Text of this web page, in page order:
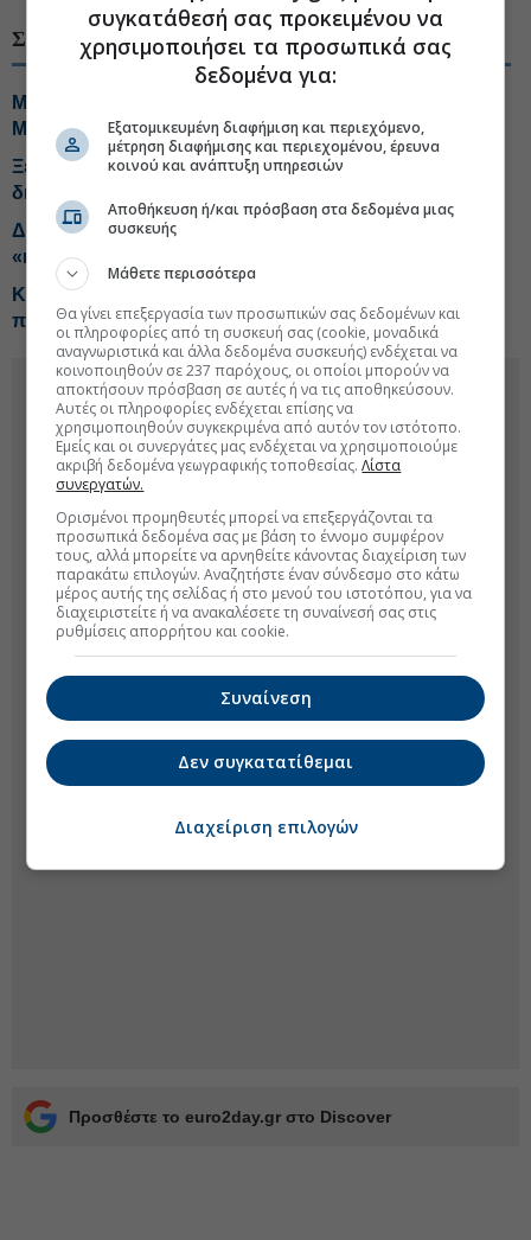
ΣΧΕΤΙΚΑ ΘΕΜΑΤΑ
MINOAN LINES: Έως 50% έκπτωση για ταξίδια στη
Μήλο
Ξενοδοχεία: Ανοδος 10% στον τζίρο με στάσιμες
διανυκτερεύσεις
Διπλό ξενοδοχειακό χτύπημα από ισραηλινούς στην
«καρδιά» της Αθήνας
Κατεβάζει ταχύτητα η ανάπτυξη των Airbnb, ποιοι
προορισμοί ξεχωρίζουν
Προσθέστε το euro2day.gr στο Discover
συγκατάθεσή σας προκειμένου να
χρησιμοποιήσει τα προσωπικά σας
δεδομένα για:
Εξατομικευμένη διαφήμιση και περιεχόμενο,
μέτρηση διαφήμισης και περιεχομένου, έρευνα
κοινού και ανάπτυξη υπηρεσιών
Αποθήκευση ή/και πρόσβαση στα δεδομένα μιας
συσκευής
Μάθετε περισσότερα
Θα γίνει επεξεργασία των προσωπικών σας δεδομένων και
οι πληροφορίες από τη συσκευή σας (cookie, μοναδικά
αναγνωριστικά και άλλα δεδομένα συσκευής) ενδέχεται να
κοινοποιηθούν σε 237 παρόχους, οι οποίοι μπορούν να
αποκτήσουν πρόσβαση σε αυτές ή να τις αποθηκεύσουν.
Αυτές οι πληροφορίες ενδέχεται επίσης να
χρησιμοποιηθούν συγκεκριμένα από αυτόν τον ιστότοπο.
Εμείς και οι συνεργάτες μας ενδέχεται να χρησιμοποιούμε
ακριβή δεδομένα γεωγραφικής τοποθεσίας.Λίστα
συνεργατών.
Ορισμένοι προμηθευτές μπορεί να επεξεργάζονται τα
προσωπικά δεδομένα σας με βάση το έννομο συμφέρον
τους, αλλά μπορείτε να αρνηθείτε κάνοντας διαχείριση των
παρακάτω επιλογών. Αναζητήστε έναν σύνδεσμο στο κάτω
μέρος αυτής της σελίδας ή στο μενού του ιστοτόπου, για να
διαχειριστείτε ή να ανακαλέσετε τη συναίνεσή σας στις
ρυθμίσεις απορρήτου και cookie.
Συναίνεση
Δεν συγκατατίθεμαι
Διαχείριση επιλογών